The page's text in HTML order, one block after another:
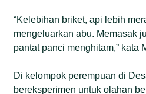
“Kelebihan briket, api lebih
mengeluarkan abu. Memasak
pantat panci menghitam,” kata
Di kelompok perempuan di
bereksperimen untuk olahan